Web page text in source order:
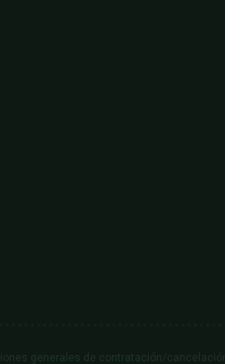
generales de contratación/cancelación